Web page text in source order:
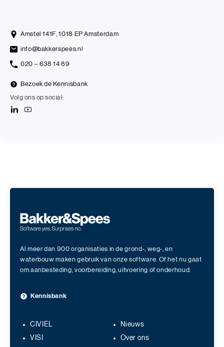
Amstel 141F, 1018 EP Amsterdam
info@bakkerspees.nl
020 – 638 14 89
Bezoek de Kennisbank
Volg ons op social:
Al meer dan 900 organisaties in de grond-, weg-, en
waterbouw maken gebruik van onze software. Of het nu gaat
om aanbesteding, voorbereiding, uitvoering of onderhoud.
Kennisbank
CIVIEL
VISI
Nieuws
Over ons